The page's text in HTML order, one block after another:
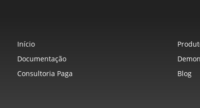
Início
Documentação
Consultoria Paga
Blog